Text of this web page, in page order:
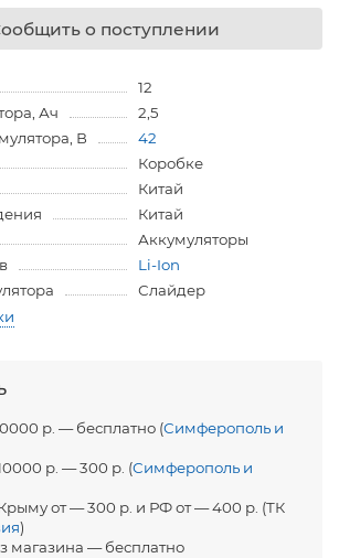
о поступлении
12
Ач
2,5
В
42
Коробке
Китай
Китай
Аккумуляторы
Li-Ion
Слайдер
р. — бесплатно (Симферополь и
р. — 300 р. (Симферополь и
от — 300 р. и РФ от — 400 р. (ТК
)
магазина — бесплатно